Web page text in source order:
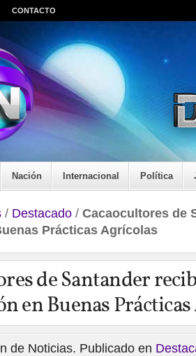
CONTACTO
Nación Internacional Política
/ Destacado / Cacaocultores de
Prácticas Agrícolas
de Santander
en Buenas
de Noticias. Publicado en